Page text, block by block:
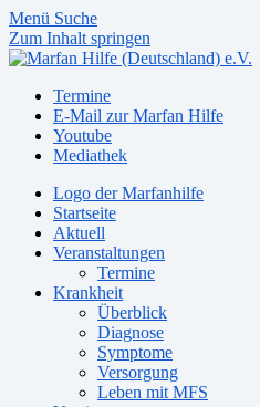
Menü Suche
Zum Inhalt springen
Termine
E-Mail zur Marfan Hilfe
Youtube
Mediathek
Logo der Marfanhilfe
Startseite
Aktuell
Veranstaltungen
Termine
Krankheit
Überblick
Diagnose
Symptome
Versorgung
Leben mit MFS